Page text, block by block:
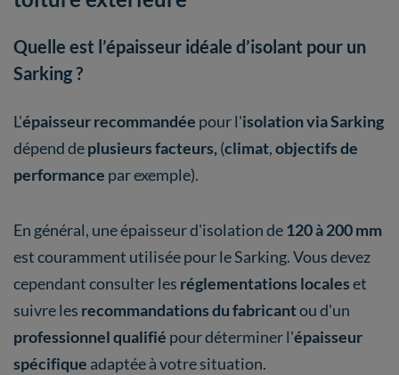
Quelle est l’épaisseur idéale d’isolant pour un
Sarking ?
L'épaisseur recommandée pour l'isolation via Sarking
dépend deplusieurs facteurs,(climat,objectifs de
performance par exemple).
En général, une épaisseur d'isolation de120 à 200 mm
est couramment utilisée pour le Sarking. Vous devez
cependant consulter les réglementations localeset
suivre les recommandations du fabricantou d'un
professionnel qualifié pour déterminer l'épaisseur
spécifique adaptée à votre situation.